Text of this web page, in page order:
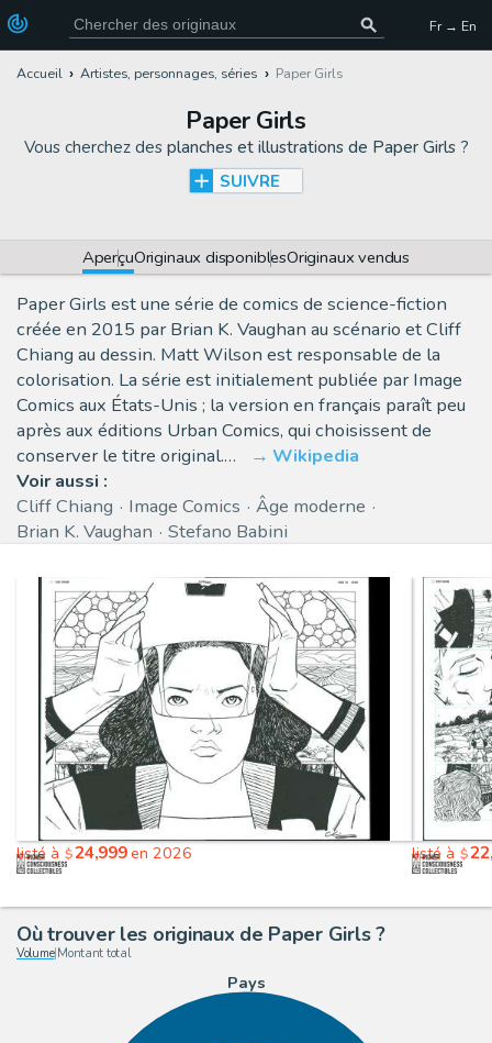
Fr → En
Accueil Artistes, personnages, séries Paper Girls
Paper Girls
Vous cherchez des planches et illustrations de Paper Girls?
SUIVRE
AperçuOriginaux disponiblesOriginaux vendus
Paper Girls est une série de comics de science-fiction
créée en 2015 par Brian K. Vaughan au scénario et Cliff
Chiang au dessin. Matt Wilson est responsable de la
colorisation. La série est initialement publiée par Image
Comics aux États-Unis ; la version en français paraît peu
après aux éditions Urban Comics, qui choisissent de
conserver le titre original.…
Wikipedia
Voir aussi :
Cliff Chiang
Image Comics
Âge moderne
Brian K. Vaughan
Stefano Babini
listé à $24,999en 2026 listé à $
Où trouver les originaux de Paper Girls ?
Volume| Montant total
Pays